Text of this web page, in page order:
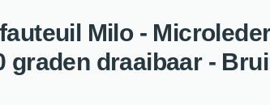
Milo -
graden draaibaar -